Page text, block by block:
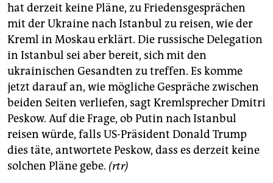
hat derzeit keine Pläne, zu Friedensgesprächen
mit der Ukraine nach Istanbul zu reisen, wie der
Kreml in Moskau erklärt. Die russische Delegation
in Istanbul sei aber bereit, sich mit den
ukrainischen Gesandten zu treffen. Es komme
jetzt darauf an, wie mögliche Gespräche zwischen
beiden Seiten verliefen, sagt Kremlsprecher Dmitri
Peskow. Auf die Frage, ob Putin nach Istanbul
reisen würde, falls US-Präsident Donald Trump
dies täte, antwortete Peskow, dass es derzeit keine
solchen Pläne gebe. (rtr)